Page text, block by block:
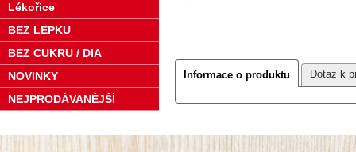
Informace o produktu Dotaz k
Lékořice
BEZ LEPKU
BEZ CUKRU / DIA
NOVINKY
NEJPRODÁVANĚJŠÍ